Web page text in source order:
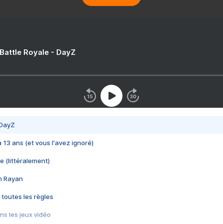
Royale - DayZ
13 ans (et vous l'avez ignoré)
(littéralement)
Rayan
toutes les règles
les jeux vidéo